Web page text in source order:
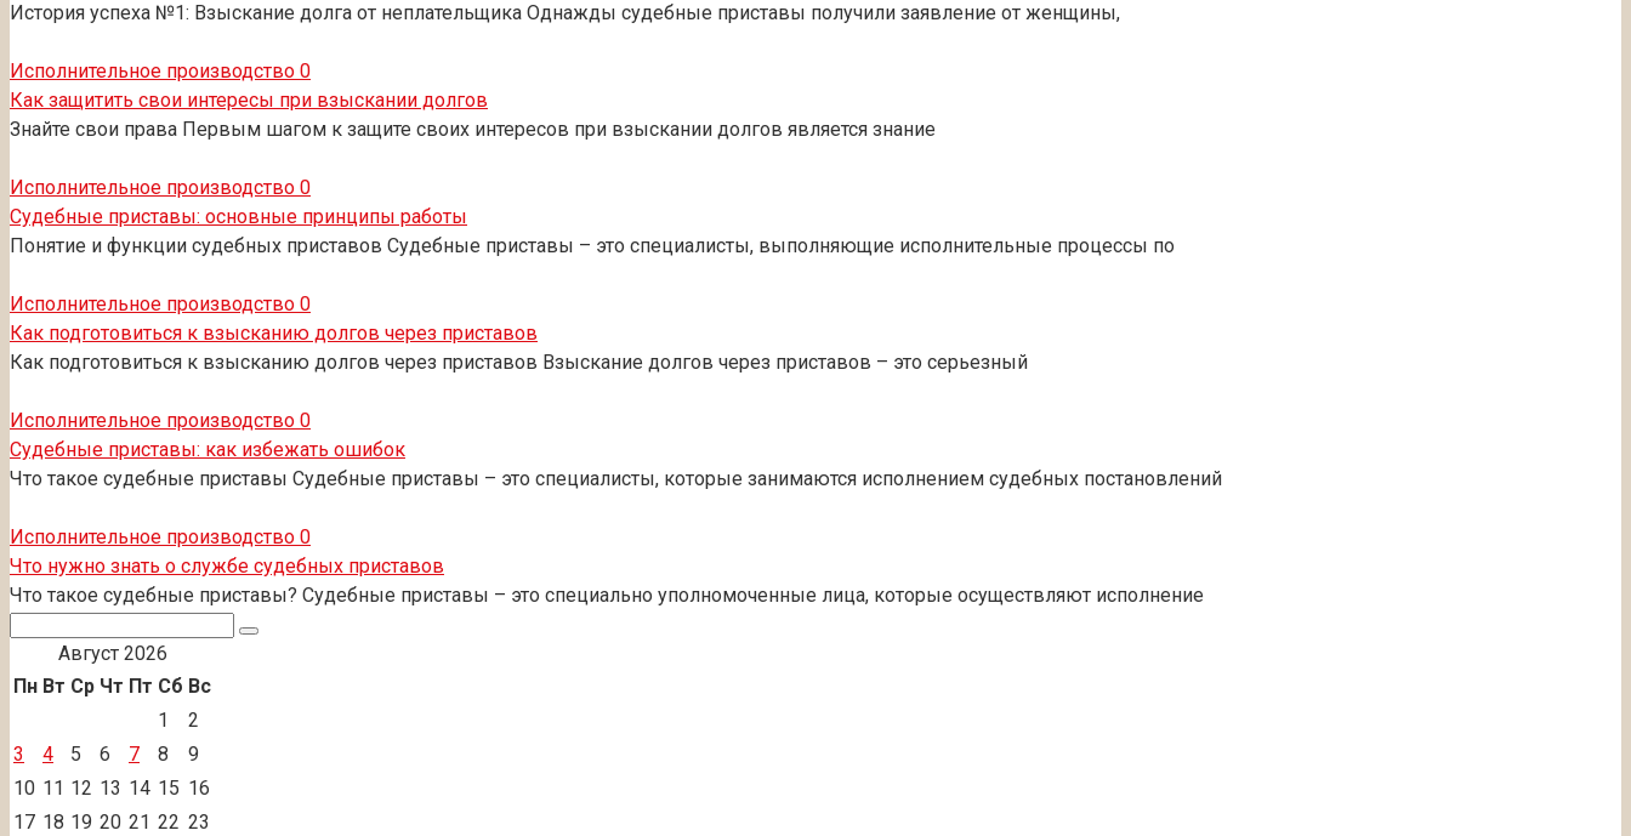
История успеха №1: Взыскание долга от неплательщика Однажды судебные приставы получили заявление от женщины,
Исполнительное производство 0
Как защитить свои интересы при взыскании долгов
Знайте свои права Первым шагом к защите своих интересов при взыскании долгов является знание
Исполнительное производство 0
Судебные приставы: основные принципы работы
Понятие и функции судебных приставов Судебные приставы – это специалисты, выполняющие исполнительные процессы по
Исполнительное производство 0
Как подготовиться к взысканию долгов через приставов
Как подготовиться к взысканию долгов через приставов Взыскание долгов через приставов – это серьезный
Исполнительное производство 0
Судебные приставы: как избежать ошибок
Что такое судебные приставы Судебные приставы – это специалисты, которые занимаются исполнением судебных постановлений
Исполнительное производство 0
Что нужно знать о службе судебных приставов
Что такое судебные приставы? Судебные приставы – это специально уполномоченные лица, которые осуществляют исполнение
Август 2026
Пн Вт Ср Чт Пт Сб Вс
1
2
3
4 5 6 7 8
9
10 11 12 13 14 15 16
17 18 19 20 21 22 23